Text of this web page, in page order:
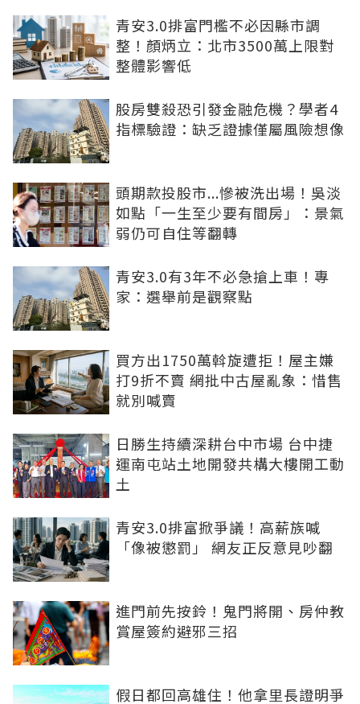
青安3.0排富門檻不必因縣市調
整！顏炳立：北市3500萬上限對
整體影響低
股房雙殺恐引發金融危機？學者4
指標驗證：缺乏證據僅屬風險想像
頭期款投股市...慘被洗出場！吳淡
如點「一生至少要有間房」：景氣
弱仍可自住等翻轉
青安3.0有3年不必急搶上車！專
家：選舉前是觀察點
買方出1750萬斡旋遭拒！屋主嫌
打9折不賣 網批中古屋亂象：惜售
就別喊賣
日勝生持續深耕台中市場 台中捷
運南屯站土地開發共構大樓開工動
土
青安3.0排富掀爭議！高薪族喊
「像被懲罰」 網友正反意見吵翻
進門前先按鈴！鬼門將開、房仲教
賞屋簽約避邪三招
假日都回高雄住！他拿里長證明爭